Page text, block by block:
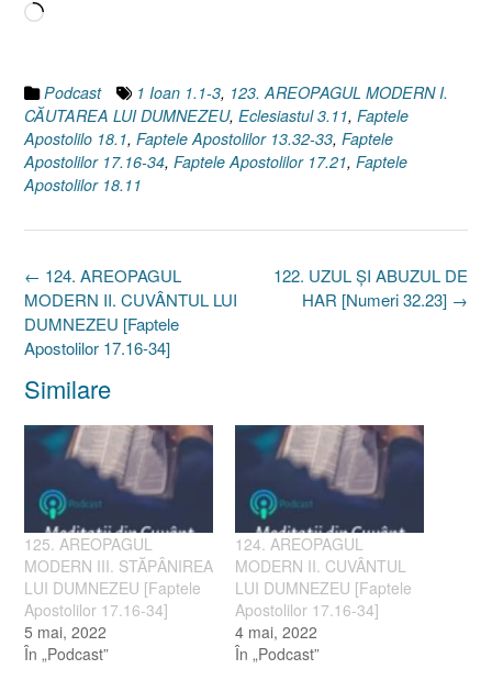
Încarc...
Podcast 1 Ioan 1.1-3, 123. AREOPAGUL MODERN I.
CĂUTAREA LUI DUMNEZEU, Eclesiastul 3.11, Faptele
Apostolilo 18.1, Faptele Apostolilor 13.32-33, Faptele
Apostolilor 17.16-34, Faptele Apostolilor 17.21, Faptele
Apostolilor 18.11
Post
navigation
122. UZUL ŞI ABUZUL DE
HAR [Numeri 32.23] →
← 124. AREOPAGUL
MODERN II. CUVÂNTUL LUI
DUMNEZEU [Faptele
Apostolilor 17.16-34]
Similare
125. AREOPAGUL
MODERN III. STĂPÂNIREA
LUI DUMNEZEU [Faptele
Apostolilor 17.16-34]
5 mai, 2022
În „Podcast”
124. AREOPAGUL
MODERN II. CUVÂNTUL
LUI DUMNEZEU [Faptele
Apostolilor 17.16-34]
4 mai, 2022
În „Podcast”